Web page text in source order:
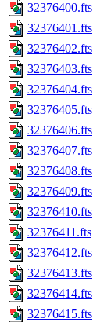
32376400.fts
32376401.fts
32376402.fts
32376403.fts
32376404.fts
32376405.fts
32376406.fts
32376407.fts
32376408.fts
32376409.fts
32376410.fts
32376411.fts
32376412.fts
32376413.fts
32376414.fts
32376415.fts